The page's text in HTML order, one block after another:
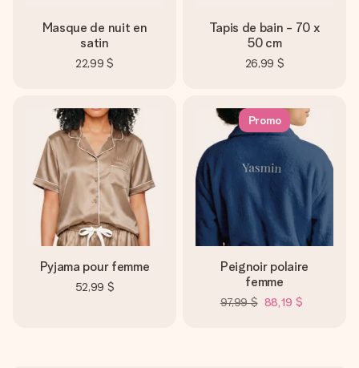
Masque de nuit en
satin
22,99 $
Tapis de bain - 70 x
50 cm
26,99 $
Pyjama pour femme
52,99 $
Promo
Peignoir polaire
femme
97,99 $ 88,19 $